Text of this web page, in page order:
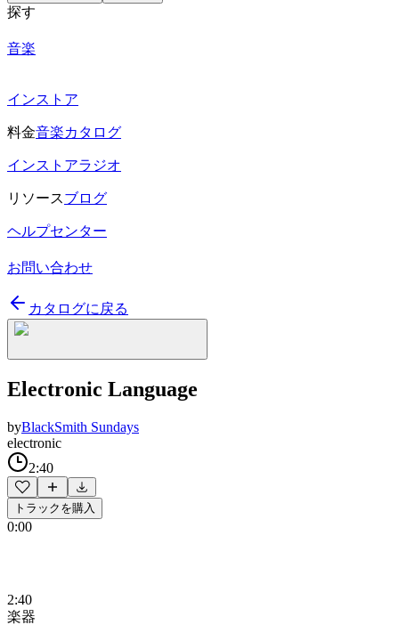
探す
音楽
インストア
料金音楽カタログ
インストアラジオ
リソースブログ
ヘルプセンター
お問い合わせ
カタログに戻る
Electronic Language
byBlackSmith Sundays
electronic
2:40
トラックを購入
0:00
2:40
楽器